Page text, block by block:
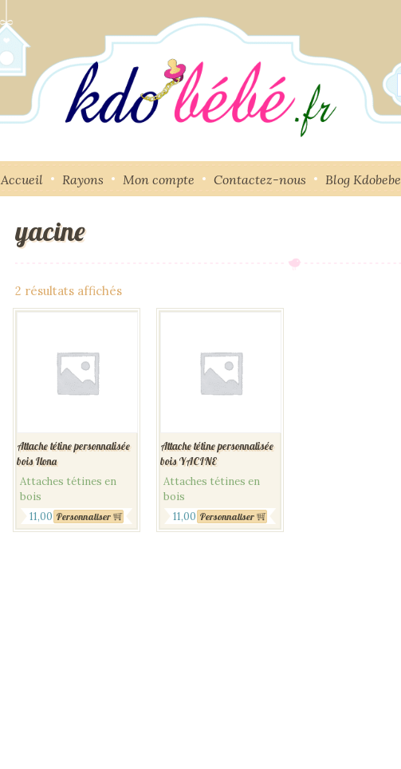
Accueil Rayons Mon compte Contactez-nous Blog Kdobebe
yacine
2 résultats affichés
Attache tétine personnalisée
bois Ilona
Attaches tétines en
bois
11,00 €
Personnaliser
Attache tétine personnalisée
bois YACINE
Attaches tétines en
bois
11,00 €
Personnaliser